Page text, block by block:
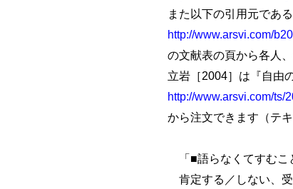
また以下の引用元であ
http://www.arsvi.com/
の文献表の頁から各人
立岩［2004］は『自由
http://www.arsvi.com/ts/
から注文できます（テ
「■語らなくてすむこ
肯定する／しない、